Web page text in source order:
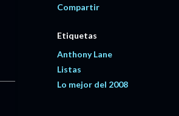
Compartir
Etiquetas
Anthony Lane
Listas
Lo mejor del 2008